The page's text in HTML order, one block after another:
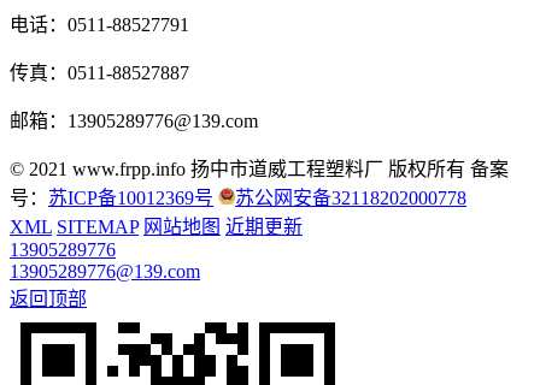
电话：0511-88527791
传真：0511-88527887
邮箱：13905289776@139.com
© 2021 www.frpp.info 扬中市道威工程塑料厂 版权所有 备案
号： 苏ICP备10012369号
苏公网安备32118202000778
XML SITEMAP 网站地图 近期更新
13905289776
13905289776@139.com
返回顶部